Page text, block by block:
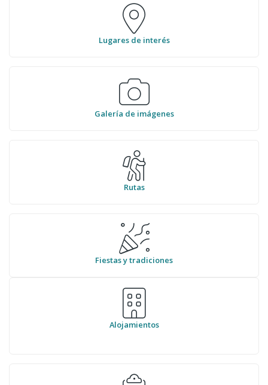
Lugares de interés
Galería de imágenes
Rutas
Fiestas y tradiciones
Alojamientos